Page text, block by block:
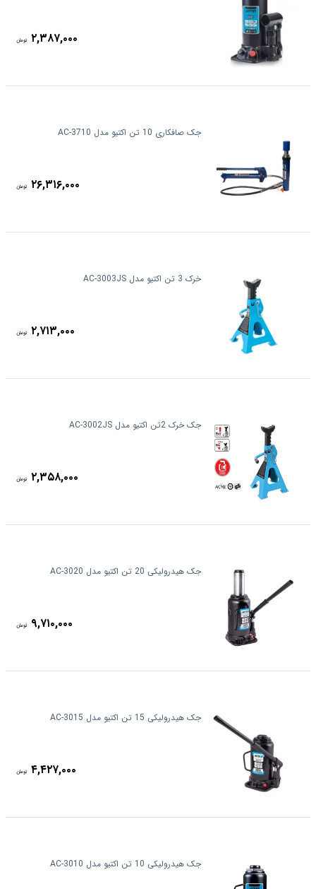
۲,۳۸۷,۰۰۰ تومان
جک صافکاری 10 تن اکتیو مدل AC-3710
۲۶,۳۱۶,۰۰۰ تومان
خرک 3 تن اکتیو مدل AC-3003JS
۲,۷۱۳,۰۰۰ تومان
جک خرک 2تن اکتیو مدل AC-3002JS
۲,۳۵۸,۰۰۰ تومان
جک هیدرولیکی 20 تن اکتیو مدل AC-3020
۹,۷۱۰,۰۰۰ تومان
جک هیدرولیکی 15 تن اکتیو مدل AC-3015
۴,۴۲۷,۰۰۰ تومان
جک هیدرولیکی 10 تن اکتیو مدل AC-3010